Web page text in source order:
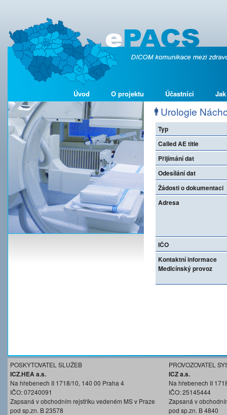
Úvod O projektu Účastníci
Urologie
Typ
Called AE title
Přijímání dat
Odesílání dat
Žádosti o dokumentaci
Adresa
IČO
Kontaktní informace
Medicínský provoz
POSKYTOVATEL SLUŽEB
ICZ.HEA a.s.
Na hřebenech II 1718/10, 140 00 Praha 4
IČO: 07240091
Zapsaná v obchodním rejstříku vedeném MS v Praze
pod sp.zn. B 23578
PROVOZOVATEL
ICZ a.s.
Na hřebenech II
IČO: 25145444
Zapsaná v
pod sp.zn. B 4840